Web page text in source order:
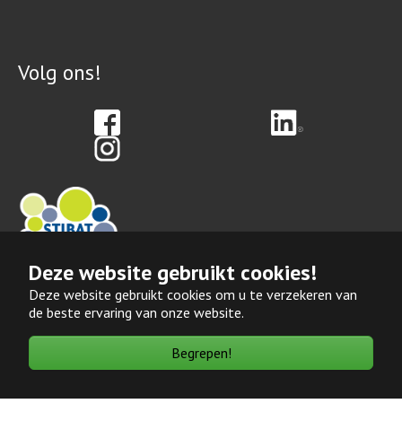
Deze website gebruikt cookies!
Deze website gebruikt cookies om u te verzekeren van
de beste ervaring van onze website.
Begrepen!
Volg ons!
Erkend leerbedrijf